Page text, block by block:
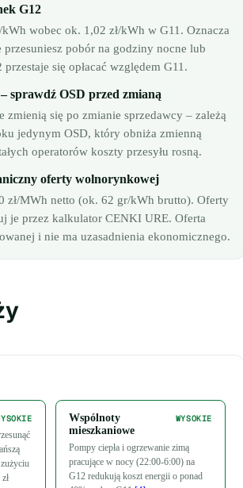
G12
wobec ok. 1,02 zł/kWh w G11. Oznacza
pobór na godziny nocne lub
się opłacać względem G11.
sprawdź OSD przed zmianą
się po zmianie sprzedawcy – zależą
jedynym OSD, który obniża zmienną
operatorów koszty przesyłu rosną.
oferty wolnorynkowej
zł/MWh netto (ok. 62 gr/kWh brutto). Oferty
je przez kalkulator CENKI URE. Oferta
i nie ma uzasadnienia ekonomicznego.
Wspólnoty
mieszkaniowe
WYSOKIE
Pompy ciepła i ogrzewanie zimą
pracujące w nocy (22:00-6:00) na
G12 redukują koszt energii o ponad